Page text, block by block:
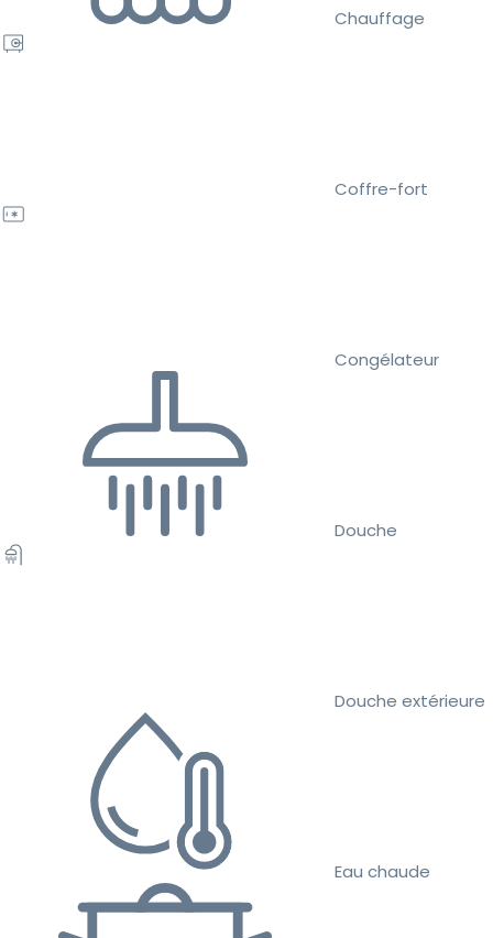
Chauffage
Coffre-fort
Congélateur
Douche
Douche extérieure
Eau chaude